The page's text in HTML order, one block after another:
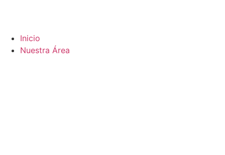
Inicio
Nuestra Área